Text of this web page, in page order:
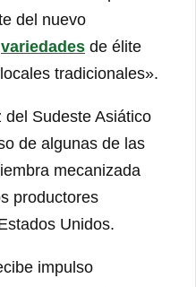
del nuevo
variedades de élite
locales tradicionales».
Sudeste Asiático
de algunas de las
mecanizada
productores
Unidos.